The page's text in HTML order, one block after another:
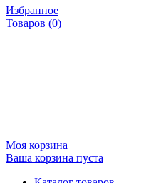
Избранное
Товаров (0)
Моя корзина
Ваша корзина пуста